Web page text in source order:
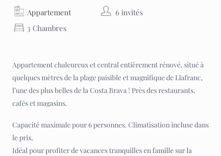
Appartement
6 invités
3 Chambres
Appartement chaleureux et central entièrement rénové, situé à
quelques mètres de la plage paisible et magnifique de Llafranc,
l’une des plus belles de la Costa Brava ! Près des restaurants,
cafés et magasins.
Capacité maximale pour 6 personnes. Climatisation incluse dans
le prix.
Idéal pour profiter de vacances tranquilles en famille sur la